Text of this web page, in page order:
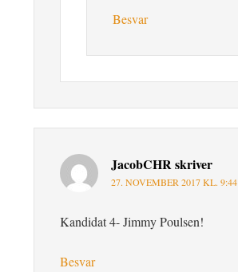
Besvar
JacobCHRskriver
27. NOVEMBER 2017 KL. 9:44
Kandidat 4- Jimmy Poulsen!
Besvar